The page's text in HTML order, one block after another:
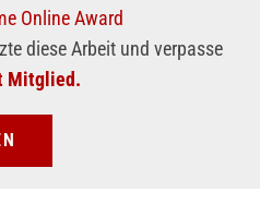
Online Award
diese Arbeit und verpasse
Mitglied.